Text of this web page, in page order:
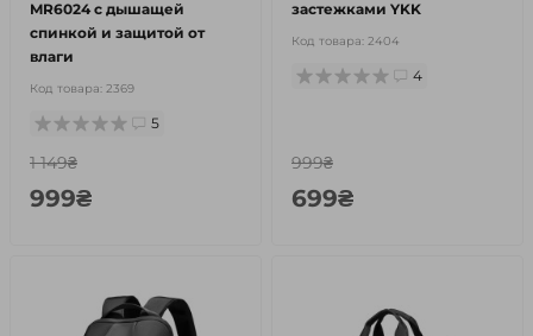
MR6024 с дышащей
спинкой и защитой от
влаги
Код товара: 2369
5
1 149₴
999₴
застежками YKK
Код товара: 2404
4
999₴
699₴